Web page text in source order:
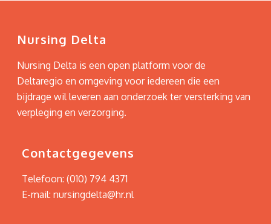
Nursing Delta
Nursing Delta is een open platform voor de
Deltaregio en omgeving voor iedereen die een
bijdrage wil leveren aan onderzoek ter versterking van
verpleging en verzorging.
Contactgegevens
Telefoon: (010) 794 4371
E-mail: nursingdelta@hr.nl